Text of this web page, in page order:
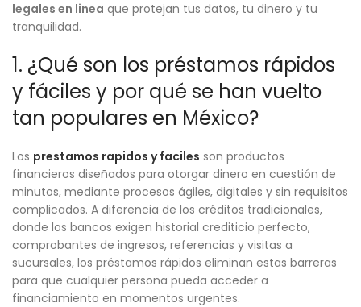
legales en linea que protejan tus datos, tu dinero y tu
tranquilidad.
1. ¿Qué son los préstamos rápidos
y fáciles y por qué se han vuelto
tan populares en México?
Los prestamos rapidos y faciles son productos
financieros diseñados para otorgar dinero en cuestión de
minutos, mediante procesos ágiles, digitales y sin requisitos
complicados. A diferencia de los créditos tradicionales,
donde los bancos exigen historial crediticio perfecto,
comprobantes de ingresos, referencias y visitas a
sucursales, los préstamos rápidos eliminan estas barreras
para que cualquier persona pueda acceder a
financiamiento en momentos urgentes.